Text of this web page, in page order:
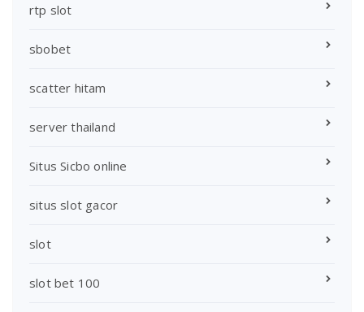
rtp slot
sbobet
scatter hitam
server thailand
Situs Sicbo online
situs slot gacor
slot
slot bet 100